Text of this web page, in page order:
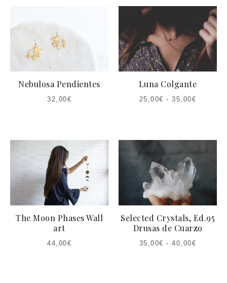
Nebulosa Pendientes
32,00€
Luna Colgante
25,00€ -35,00€
The Moon Phases Wall
art
44,00€
Selected Crystals, Ed.95
Drusas de Cuarzo
35,00€ -40,00€